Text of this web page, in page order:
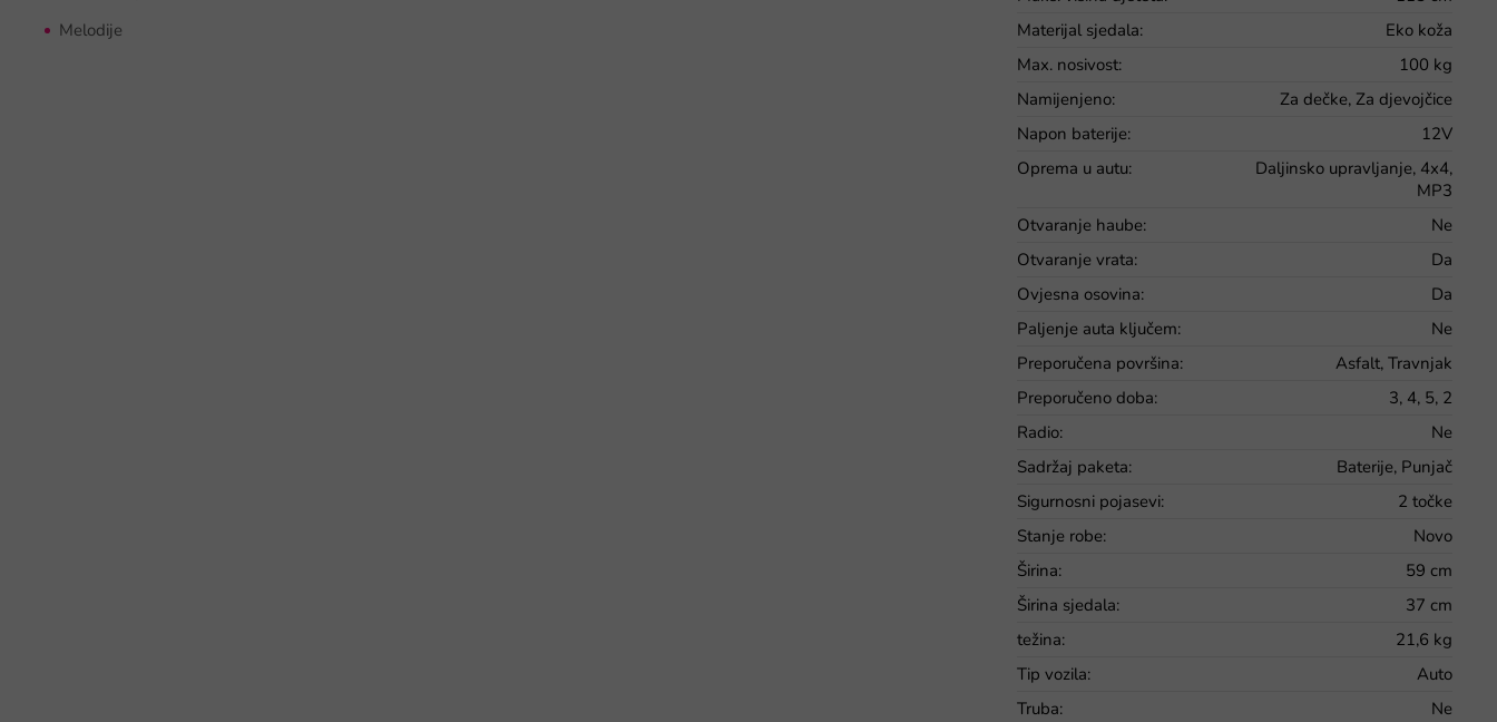
Melodije
Materijal sjedala:
Eko koža
Max. nosivost:
100 kg
Namijenjeno:
Za dečke, Za djevojčice
Napon baterije:
12V
Oprema u autu:
Daljinsko upravljanje, 4x4,
MP3
Otvaranje haube:
Ne
Otvaranje vrata:
Da
Ovjesna osovina:
Da
Paljenje auta ključem:
Ne
Preporučena površina:
Asfalt, Travnjak
Preporučeno doba:
3, 4, 5, 2
Radio:
Ne
Sadržaj paketa:
Baterije, Punjač
Sigurnosni pojasevi:
2 točke
Stanje robe:
Novo
Širina:
59 cm
Širina sjedala:
37 cm
težina:
21,6 kg
Tip vozila:
Auto
Truba:
Ne